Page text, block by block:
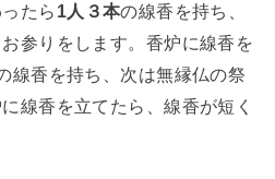
たら 1人３本の線香を持ち、
参りをします。香炉に線香を
線香を持ち、次は無縁仏の祭
線香を立てたら、線香が短く